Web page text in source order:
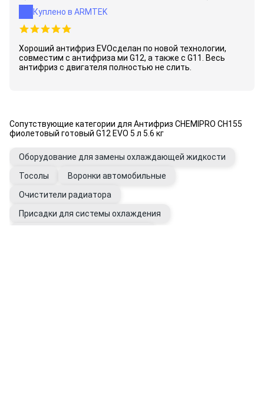
Куплено в ARMTEK
Хороший антифриз EVOсделан по новой технологии,
совместим с антифриза ми G12, а также с G11. Весь
антифриз с двигателя полностью не слить.
Сопутствующие категории для Антифриз CHEMIPRO CH155
фиолетовый готовый G12 EVO 5 л 5.6 кг
Оборудование для замены охлаждающей жидкости
Тосолы
Воронки автомобильные
Очистители радиатора
Присадки для системы охлаждения